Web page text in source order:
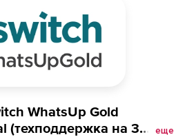
WhatsUp Gold
(техподдержка на 3
еще